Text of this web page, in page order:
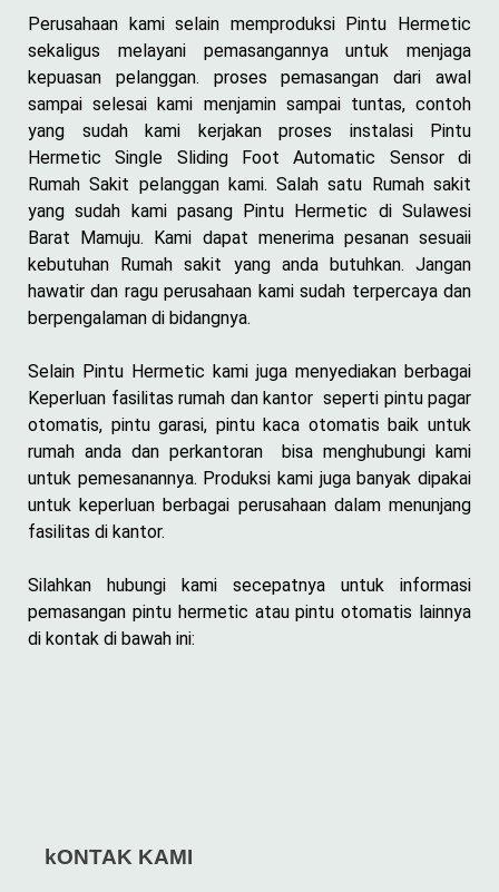
Perusahaan kami selain memproduksi Pintu Hermetic
sekaligus melayani pemasangannya untuk menjaga
kepuasan pelanggan. proses pemasangan dari awal
sampai selesai kami menjamin sampai tuntas, contoh
yang sudah kami kerjakan proses instalasi Pintu
Hermetic Single Sliding Foot Automatic Sensor di
Rumah Sakit pelanggan kami. Salah satu Rumah sakit
yang sudah kami pasang Pintu Hermetic di Sulawesi
Barat Mamuju. Kami dapat menerima pesanan sesuaii
kebutuhan Rumah sakit yang anda butuhkan. Jangan
hawatir dan ragu perusahaan kami sudah terpercaya dan
berpengalaman di bidangnya.
Selain Pintu Hermetic kami juga menyediakan berbagai
Keperluan fasilitas rumah dan kantor seperti pintu pagar
otomatis, pintu garasi, pintu kaca otomatis baik untuk
rumah anda dan perkantoran bisa menghubungi kami
untuk pemesanannya. Produksi kami juga banyak dipakai
untuk keperluan berbagai perusahaan dalam menunjang
fasilitas di kantor.
Silahkan hubungi kami secepatnya untuk informasi
pemasangan pintu hermetic atau pintu otomatis lainnya
di kontak di bawah ini:
kONTAK KAMI